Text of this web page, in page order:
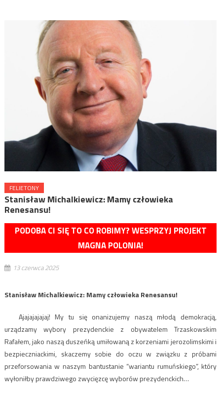
FELIETONY
Stanisław Michalkiewicz: Mamy człowieka
Renesansu!
PODOBA CI SIĘ TO CO ROBIMY? WESPRZYJ PROJEKT
MAGNA POLONIA!
13 czerwca 2025
Stanisław Michalkiewicz: Mamy człowieka Renesansu!
Ajajajajajaj! My tu się onanizujemy naszą młodą demokracją,
urządzamy wybory prezydenckie z obywatelem Trzaskowskim
Rafałem, jako naszą duszeńką umiłowaną z korzeniami jerozolimskimi i
bezpieczniackimi, skaczemy sobie do oczu w związku z próbami
przeforsowania w naszym bantustanie “wariantu rumuńskiego”, który
wyłoniłby prawdziwego zwycięzcę wyborów prezydenckich…